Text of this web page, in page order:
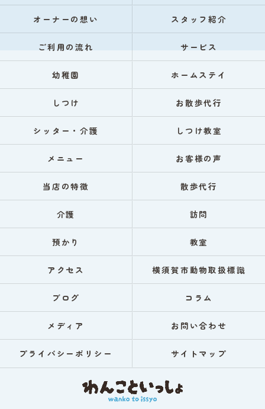
オーナーの想い スタッフ紹介
ご利用の流れ サービス
幼稚園 ホームステイ
しつけ お散歩代行
シッター・介護 しつけ教室
メニュー お客様の声
当店の特徴 散歩代行
介護 訪問
預かり 教室
アクセス 横須賀市動物取扱標識
ブログ コラム
メディア お問い合わせ
プライバシーポリシー サイトマップ